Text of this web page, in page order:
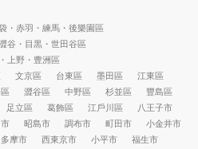
・赤羽・練馬・後樂園區
谷・目黒・世田谷區
上野・豊洲區
文京區 台東區 墨田區
江東區
澀谷區 中野區 杉並區
豐島區
足立區 葛飾區 江戶川區
八王子市
昭島市 調布市 町田市
小金井市
多摩市 西東京市 小平市
福生市